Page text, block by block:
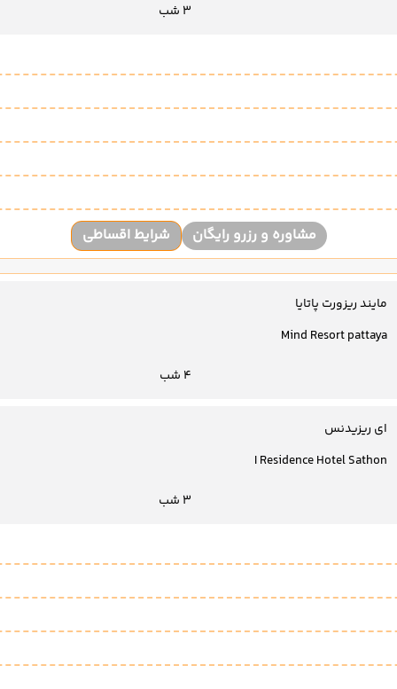
3 شب
مشاوره و رزرو رایگان شرایط اقساطی
مایند ریزورت پاتایا
Mind Resort pattaya
4 شب
ای ریزیدنس
I Residence Hotel Sathon
3 شب